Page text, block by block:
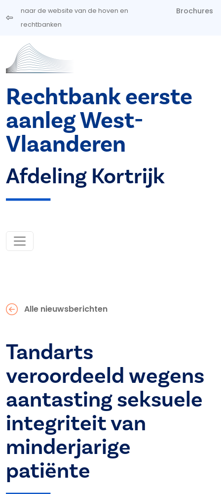
Overslaan en naar de inhoud gaan
naar de website van de hoven en
rechtbanken
Brochures
Rechtbank eerste
aanleg West-
Vlaanderen
Afdeling Kortrijk
Alle nieuwsberichten
Tandarts
veroordeeld wegens
aantasting seksuele
integriteit van
minderjarige
patiënte